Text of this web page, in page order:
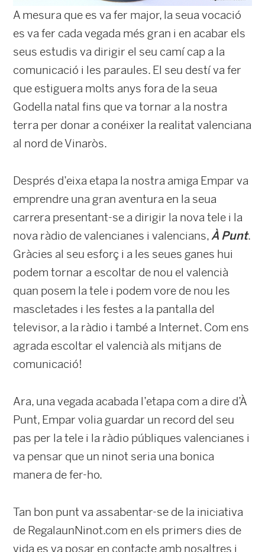
A mesura que es va fer major, la seua vocació
es va fer cada vegada més gran i en acabar els
seus estudis va dirigir el seu camí cap a la
comunicació i les paraules. El seu destí va fer
que estiguera molts anys fora de la seua
Godella natal fins que va tornar a la nostra
terra per donar a conéixer la realitat valenciana
al nord de Vinaròs.
Després d’eixa etapa la nostra amiga Empar va
emprendre una gran aventura en la seua
carrera presentant-se a dirigir la nova tele i la
nova ràdio de valencianes i valencians, À Punt.
Gràcies al seu esforç i a les seues ganes hui
podem tornar a escoltar de nou el valencià
quan posem la tele i podem vore de nou les
mascletades i les festes a la pantalla del
televisor, a la ràdio i també a Internet. Com ens
agrada escoltar el valencià als mitjans de
comunicació!
Ara, una vegada acabada l’etapa com a dire d’À
Punt, Empar volia guardar un record del seu
pas per la tele i la ràdio públiques valencianes i
va pensar que un ninot seria una bonica
manera de fer-ho.
Tan bon punt va assabentar-se de la iniciativa
de RegalaunNinot.com en els primers dies de
vida es va posar en contacte amb nosaltres i